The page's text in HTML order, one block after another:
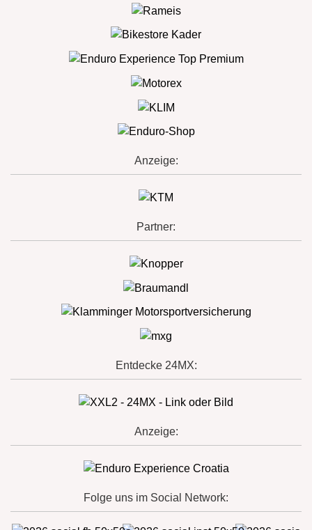
Anzeige:
Partner:
Entdecke 24MX:
Anzeige:
Folge uns im Social Network: